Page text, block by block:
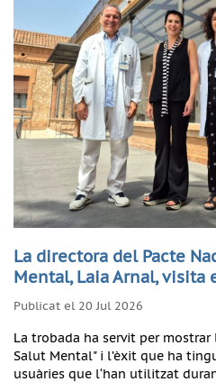
La directora del Pacte
Mental, Laia Arnal, visita
Publicat el 20 Jul 2026
La trobada ha servit per mostrar
Salut Mental" i l’èxit que ha
usuàries que l‘han utilitzat